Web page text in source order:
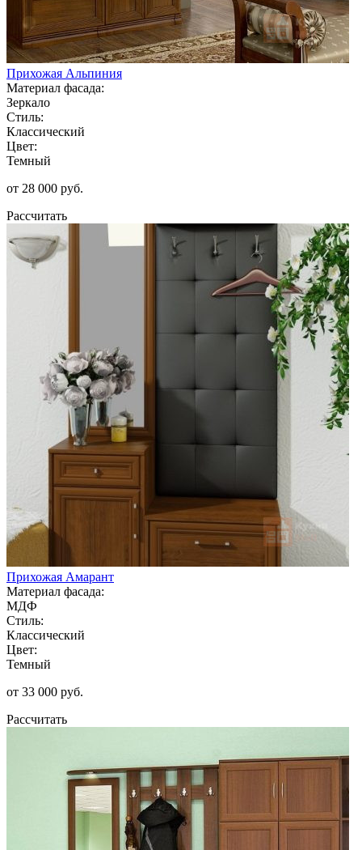
Прихожая Альпиния
Материал фасада:
Зеркало
Стиль:
Классический
Цвет:
Темный
от 28 000 руб.
Рассчитать
Прихожая Амарант
Материал фасада:
МДФ
Стиль:
Классический
Цвет:
Темный
от 33 000 руб.
Рассчитать